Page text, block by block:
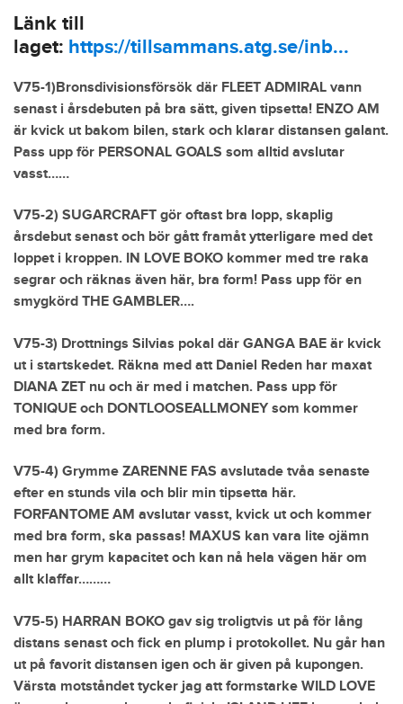
Länk till
laget: https://tillsammans.atg.se/inb...
V75-1)Bronsdivisionsförsök där FLEET ADMIRAL vann
senast i årsdebuten på bra sätt, given tipsetta! ENZO AM
är kvick ut bakom bilen, stark och klarar distansen galant.
Pass upp för PERSONAL GOALS som alltid avslutar
vasst……
V75-2) SUGARCRAFT gör oftast bra lopp, skaplig
årsdebut senast och bör gått framåt ytterligare med det
loppet i kroppen. IN LOVE BOKO kommer med tre raka
segrar och räknas även här, bra form! Pass upp för en
smygkörd THE GAMBLER….
V75-3) Drottnings Silvias pokal där GANGA BAE är kvick
ut i startskedet. Räkna med att Daniel Reden har maxat
DIANA ZET nu och är med i matchen. Pass upp för
TONIQUE och DONTLOOSEALLMONEY som kommer
med bra form.
V75-4) Grymme ZARENNE FAS avslutade tvåa senaste
efter en stunds vila och blir min tipsetta här.
FORFANTOME AM avslutar vasst, kvick ut och kommer
med bra form, ska passas! MAXUS kan vara lite ojämn
men har grym kapacitet och kan nå hela vägen här om
allt klaffar………
V75-5) HARRAN BOKO gav sig troligtvis ut på för lång
distans senast och fick en plump i protokollet. Nu går han
ut på favorit distansen igen och är given på kupongen.
Värsta motståndet tycker jag att formstarke WILD LOVE